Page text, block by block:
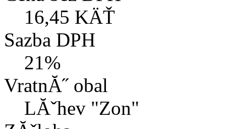
16,45 KÄŤ
Sazba DPH
21%
VratnĂ˝ obal
LĂˇhev "Zon"